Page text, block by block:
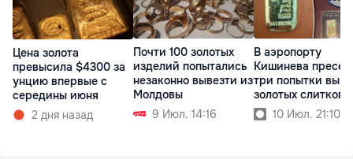
Цена золота
превысила $4300 за
унцию впервые с
середины июня
2 дня назад
Почти 100 золотых
изделий попытались
незаконно вывезти из
Молдовы
9 Июл. 14:16
В аэропорту
Кишинева
три попытки
золотых слитков
10 Июл. 21:10